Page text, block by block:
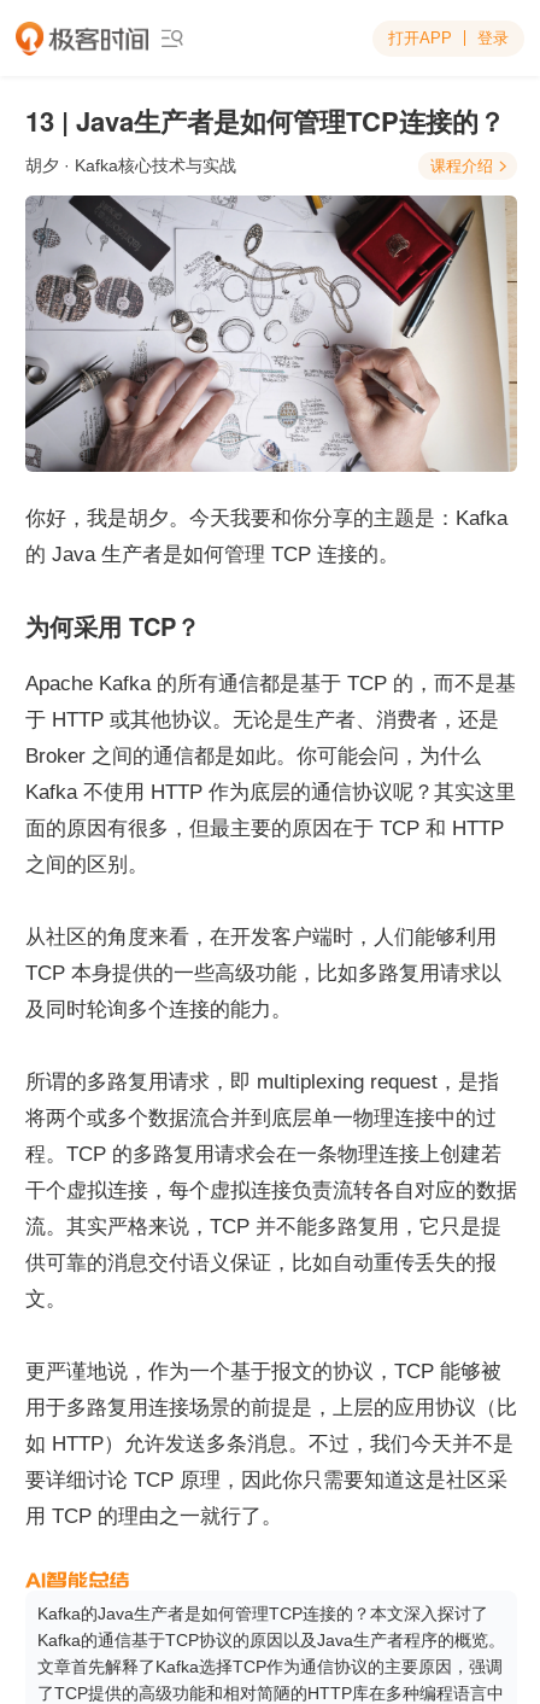
 打开APP 登录
13 | Java生产者是如何管理TCP连接的？
胡夕 · Kafka核心技术与实战 课程介绍 
你好，我是胡夕。今天我要和你分享的主题是：Kafka
的 Java 生产者是如何管理 TCP 连接的。
为何采用 TCP？
Apache Kafka 的所有通信都是基于 TCP 的，而不是基
于 HTTP 或其他协议。无论是生产者、消费者，还是
Broker 之间的通信都是如此。你可能会问，为什么
Kafka 不使用 HTTP 作为底层的通信协议呢？其实这里
面的原因有很多，但最主要的原因在于 TCP 和 HTTP
之间的区别。
从社区的角度来看，在开发客户端时，人们能够利用
TCP 本身提供的一些高级功能，比如多路复用请求以
及同时轮询多个连接的能力。
所谓的多路复用请求，即 multiplexing request，是指
将两个或多个数据流合并到底层单一物理连接中的过
程。TCP 的多路复用请求会在一条物理连接上创建若
干个虚拟连接，每个虚拟连接负责流转各自对应的数据
流。其实严格来说，TCP 并不能多路复用，它只是提
供可靠的消息交付语义保证，比如自动重传丢失的报
文。
更严谨地说，作为一个基于报文的协议，TCP 能够被
用于多路复用连接场景的前提是，上层的应用协议（比
如 HTTP）允许发送多条消息。不过，我们今天并不是
要详细讨论 TCP 原理，因此你只需要知道这是社区采
用 TCP 的理由之一就行了。
Kafka的Java生产者是如何管理TCP连接的？本文深入探讨了
Kafka的通信基于TCP协议的原因以及Java生产者程序的概览。
文章首先解释了Kafka选择TCP作为通信协议的主要原因，强调
了TCP提供的高级功能和相对简陋的HTTP库在多种编程语言中